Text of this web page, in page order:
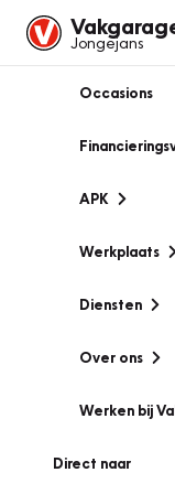
Jongejans
Occasions
APK
Werkplaats
Diensten
Over ons
Werken bij
Direct naar